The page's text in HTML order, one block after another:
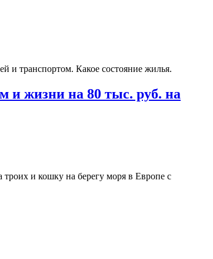
и транспортом. Какое состояние жилья.
и жизни на 80 тыс. руб. на
и кошку на берегу моря в Европе с